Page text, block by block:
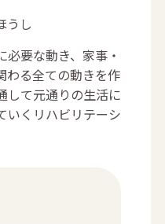
うし
要な動き、家事・
わる全ての動きを作
して元通りの生活に
いくリハビリテーシ